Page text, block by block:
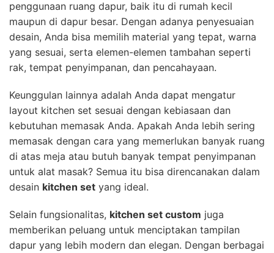
penggunaan ruang dapur, baik itu di rumah kecil
maupun di dapur besar. Dengan adanya penyesuaian
desain, Anda bisa memilih material yang tepat, warna
yang sesuai, serta elemen-elemen tambahan seperti
rak, tempat penyimpanan, dan pencahayaan.
Keunggulan lainnya adalah Anda dapat mengatur
layout kitchen set sesuai dengan kebiasaan dan
kebutuhan memasak Anda. Apakah Anda lebih sering
memasak dengan cara yang memerlukan banyak ruang
di atas meja atau butuh banyak tempat penyimpanan
untuk alat masak? Semua itu bisa direncanakan dalam
desain kitchen set yang ideal.
Selain fungsionalitas, kitchen set custom juga
memberikan peluang untuk menciptakan tampilan
dapur yang lebih modern dan elegan. Dengan berbagai